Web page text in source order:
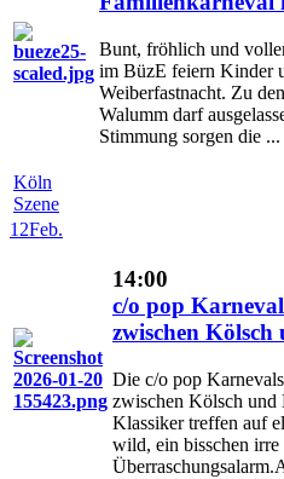
Bunt, fröhlich und
im BüzE feiern Kinder
Weiberfastnacht. Zu
Walumm darf
Stimmung sorgen die ...
Köln
Szene
12Feb.
14:00
c/o pop
zwischen
Die c/o pop
zwischen Kölsch und
Klassiker treffen auf
wild, ein bisschen